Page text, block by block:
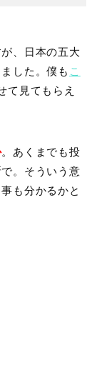
、日本の五大
した。僕も こ
て見てもらえ
。あくまでも投
。そういう意
も分かるかと